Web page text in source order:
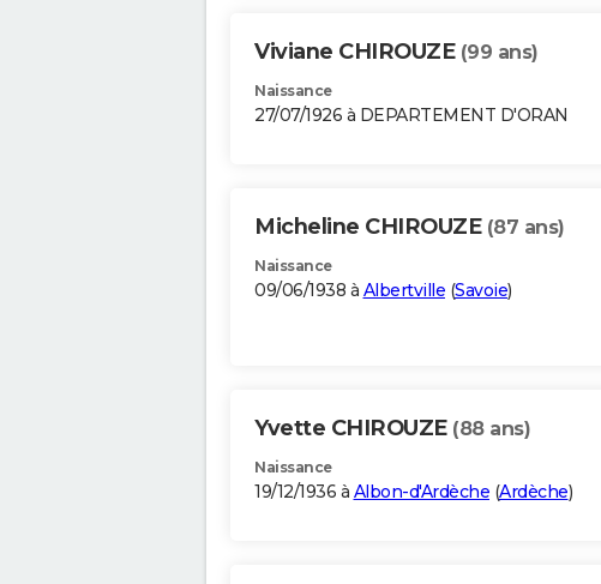
Viviane CHIROUZE (99 ans)
Naissance
27/07/1926 à DEPARTEMENT D'ORAN
Micheline CHIROUZE (87 ans)
Naissance
09/06/1938 à Albertville (Savoie)
Yvette CHIROUZE (88 ans)
Naissance
19/12/1936 à Albon-d'Ardèche (Ardèche)